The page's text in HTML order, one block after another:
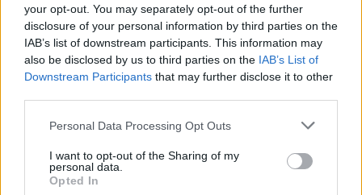
your opt-out. You may separately opt-out of the further
disclosure of your personal information by third parties on the
IAB’s list of downstream participants. This information may
also be disclosed by us to third parties on the IAB’s List of
Downstream Participants that may further disclose it to other
Please note that this website/app uses one or more Google
not limited to your visit or usage behaviour. You may click to
grant or deny consent to Google and its third-party tags to
use your data for below specified purposes in below Google
Personal Data Processing Opt Outs
I want to opt-out of the Sharing of my
personal data.
Opted In
Szombathely Rally 2024, 4. forduló
eredményei
edeleny beres•2024. július 04.
II. SMARTZILLA RBR Magyar Bajnokság - Duna Rally
rallysimfansszervezésében a 2024-es 2.
SMARTZILLAMVRB 4. fordulója májusban zajlott le,